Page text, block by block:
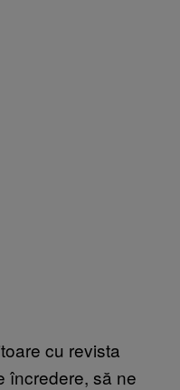
cu revista
încredere, să ne